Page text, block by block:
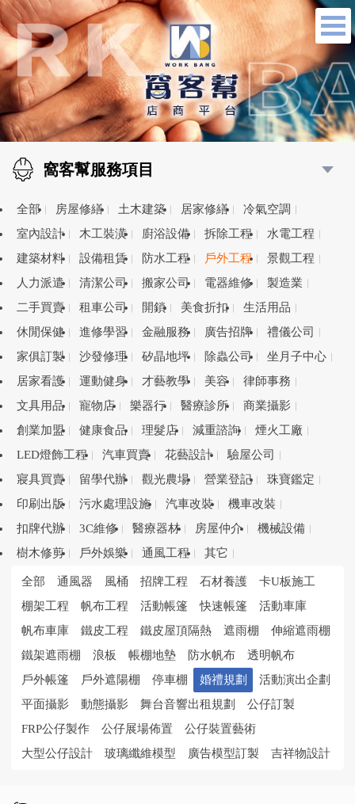
窩客幫服務項目
全部 房屋修繕 土木建築 居家修繕
冷氣空調
室內設計
木工裝潢 廚浴設備 拆除工程
水電工程
建築材料
設備租賃 防水工程 戶外工程
景觀工程
人力派遣
清潔公司 搬家公司 電器維修
製造業
二手買賣
租車公司 開鎖 美食折扣
生活用品
休閒保健
進修學習 金融服務 廣告招牌
禮儀公司
家俱訂製
沙發修理 矽晶地坪 除蟲公司
坐月子中心
居家看護
運動健身 才藝教學 美容
律師事務
文具用品
寵物店 樂器行 醫療診所
商業攝影
創業加盟
健康食品 理髮店 減重諮詢
煙火工廠
LED燈飾工程
汽車買賣 花藝設計
驗屋公司
寢具買賣
留學代辦 觀光農場 營業登記
珠寶鑑定
印刷出版
污水處理設施 汽車改裝
機車改裝
扣牌代辦
3C維修 醫療器材 房屋仲介
機械設備
樹木修剪
戶外娛樂 通風工程 其它
全部 通風器 風桶 招牌工程 石材養護
卡U板施工
棚架工程
帆布工程 活動帳篷 快速帳篷
活動車庫
帆布車庫
鐵皮工程 鐵皮屋頂隔熱 遮雨棚
伸縮遮雨棚
鐵架遮雨棚
浪板 帳棚地墊 防水帆布
透明帆布
戶外帳篷
戶外遮陽棚 停車棚 婚禮規劃
活動演出企劃
平面攝影
動態攝影 舞台音響出租規劃
公仔訂製
FRP公仔製作
公仔展場佈置
公仔裝置藝術
大型公仔設計
玻璃纖維模型 廣告模型訂製 吉祥物設計